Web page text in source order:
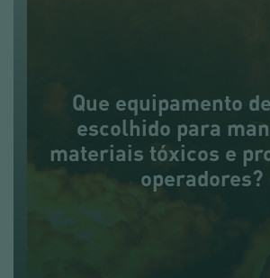
Que equipamento
escolhido para
materiais tóxicos e
operadores?